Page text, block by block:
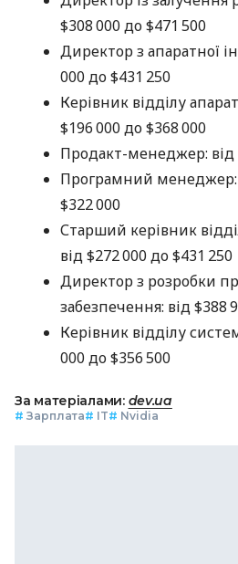
$308 000 до $471 500
Директор з апаратної
000 до $431 250
Керівник відділу
$196 000 до $368 000
Продакт-менеджер: від
Програмний менеджер:
$322 000
Старший керівник
від $272 000 до $431 250
Директор з розробки
забезпечення: від $388
Керівник відділу
000 до $356 500
За матеріалами: dev.ua
# Зарплата# IT# Nvidia